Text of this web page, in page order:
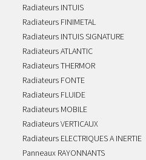
Radiateurs INTUIS
Radiateurs FINIMETAL
Radiateurs INTUIS SIGNATURE
Radiateurs ATLANTIC
Radiateurs THERMOR
Radiateurs FONTE
Radiateurs FLUIDE
Radiateurs MOBILE
Radiateurs VERTICAUX
Radiateurs ELECTRIQUES A INERTIE
Panneaux RAYONNANTS